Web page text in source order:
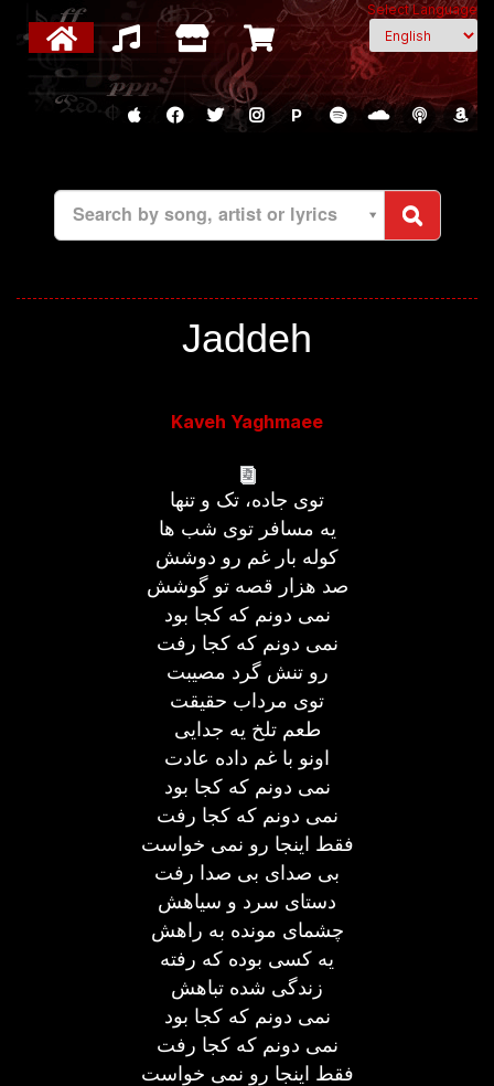
Select Language
P
Search by song, artist or lyrics
Jaddeh
Kaveh Yaghmaee
توی جاده، تک و تنها
یه مسافر توی شب ها
کوله بار غم رو دوشش
صد هزار قصه تو گوشش
نمی دونم که کجا بود
نمی دونم که کجا رفت
رو تنش گرد مصیبت
توی مرداب حقیقت
طعم تلخ یه جدایی
اونو با غم داده عادت
نمی دونم که کجا بود
نمی دونم که کجا رفت
فقط اینجا رو نمی خواست
بی صدای بی صدا رفت
دستای سرد و سیاهش
چشمای مونده به راهش
یه کسی بوده که رفته
زندگی شده تباهش
نمی دونم که کجا بود
نمی دونم که کجا رفت
فقط اینجا رو نمی خواست